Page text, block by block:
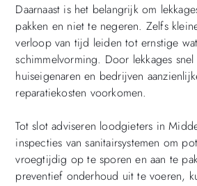
Daarnaast is het belangrijk om
pakken en niet te negeren. Zelfs
verloop van tijd leiden tot ernstige
schimmelvorming. Door lekkages
huiseigenaren en bedrijven
reparatiekosten voorkomen.
Tot slot adviseren loodgieters in
inspecties van sanitairsystemen om
vroegtijdig op te sporen en aan te
preventief onderhoud uit te voeren,